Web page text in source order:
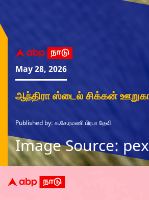
May 28, 2026
ஆந்திரா ஸ்டைல் சிக்கன்
Published by: க.சே.ரமணி பிரபா தேவி
Image Source: